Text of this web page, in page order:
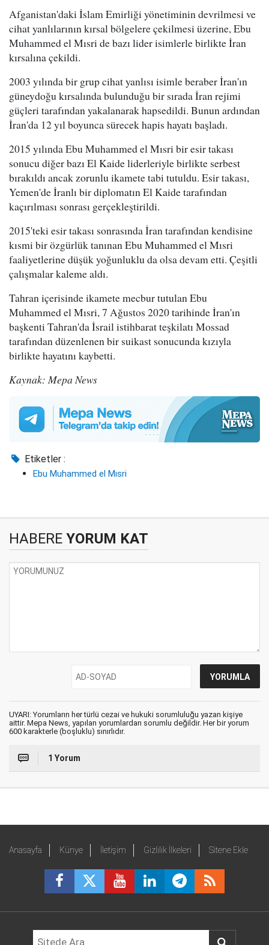
Afganistan'daki İslam Emirliği yönetiminin devrilmesi ve
cihat yanlılarının kırsal bölgelere çekilmesi üzerine, Ebu
Muhammed el Mısri de bazı lider isimlerle birlikte İran
kırsalına çekildi.
2003 yılında bir grup cihat yanlısı isimle beraber İran'ın
güneydoğu kırsalında bulunduğu bir sırada İran rejimi
güçleri tarafından yakalanarak hapsedildi. Bunun ardından
İran'da 12 yıl boyunca sürecek hapis hayatı başladı.
2015 yılında Ebu Muhammed el Mısri bir esir takası
sonucu diğer bazı El Kaide liderleriyle birlikte serbest
bırakıldı ancak zorunlu ikamete tabi tutuldu. Esir takası,
Yemen'de İranlı bir diplomatın El Kaide tarafından
kaçırılması sonrası gerçekleştirildi.
2015'teki esir takası sonrasında İran tarafından kendisine
kısmi bir özgürlük tanınan Ebu Muhammed el Mısri
faaliyetlerine düşük yoğunluklu da olsa devam etti. Çeşitli
çalışmalar kaleme aldı.
Tahran içerisinde ikamete mecbur tutulan Ebu
Muhammed el Mısri, 7 Ağustos 2020 tarihinde İran'ın
başkenti Tahran'da İsrail istihbarat teşkilatı Mossad
tarafından düzenlenen bir suikast sonucunda kızıyla
birlikte hayatını kaybetti.
Kaynak: Mepa News
Etiketler :
Ebu Muhammed el Mısri
HABERE YORUM KAT
UYARI: Yorumların her türlü cezai ve hukuki sorumluluğu yazan kişiye
aittir. Mepa News, yapılan yorumlardan sorumlu değildir. Her bir yorum
600 karakterle (boşluklu) sınırlıdır.
1 Yorum
Anasayfa Künye İletişim Gizlilik İlkeleri Sitene Ekle